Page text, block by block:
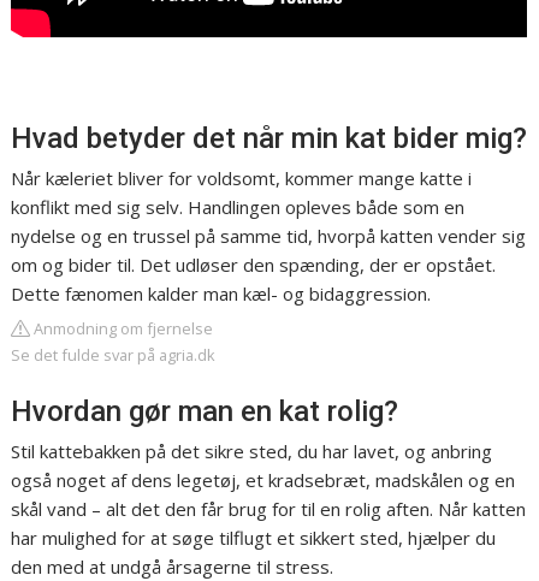
Hvad betyder det når min kat bider mig?
Når kæleriet bliver for voldsomt, kommer mange katte i
konflikt med sig selv. Handlingen opleves både som en
nydelse og en trussel på samme tid, hvorpå katten vender sig
om og bider til. Det udløser den spænding, der er opstået.
Dette fænomen kalder man kæl- og bidaggression.
Anmodning om fjernelse
Se det fulde svar på agria.dk
Hvordan gør man en kat rolig?
Stil kattebakken på det sikre sted, du har lavet, og anbring
også noget af dens legetøj, et kradsebræt, madskålen og en
skål vand – alt det den får brug for til en rolig aften. Når katten
har mulighed for at søge tilflugt et sikkert sted, hjælper du
den med at undgå årsagerne til stress.